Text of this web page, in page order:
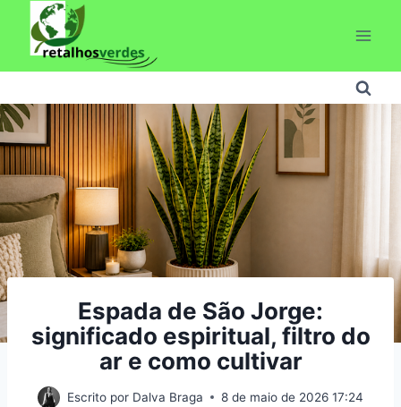
para
Espada de São Jorge:
significado espiritual, filtro do
ar e como cultivar
Escrito por Dalva Braga 8 de maio de 2026 17:24